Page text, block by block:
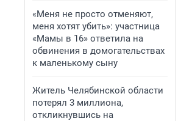
«Меня не просто отменяют,
меня хотят убить»: участница
«Мамы в 16» ответила на
обвинения в домогательствах
к маленькому сыну
Житель Челябинской области
потерял 3 миллиона,
откликнувшись на